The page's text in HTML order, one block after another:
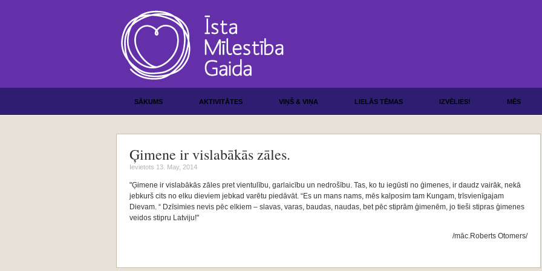
SĀKUMS AKTIVITĀTES VIŅŠ & VIŅA LIELĀS TĒMAS IZVĒLIES! MĒS
Ģimene ir vislabākās zāles.
Ievietots 13. May, 2014
"Ģimene ir vislabākās zāles pret vientulību, garlaicību un nedrošību. Tas, ko tu iegūsti no ģimenes, ir daudz vairāk, nekā
jebkurš cits no elku dieviem jebkad varētu piedāvāt. “Es un mans nams, mēs kalposim tam Kungam, trīsvienīgajam
Dievam. “ Dzīsimies nevis pēc elkiem – slavas, varas, baudas, naudas, bet pēc stiprām ģimenēm, jo tieši stipras ģimenes
veidos stipru Latviju!"
/māc.Roberts Otomers/